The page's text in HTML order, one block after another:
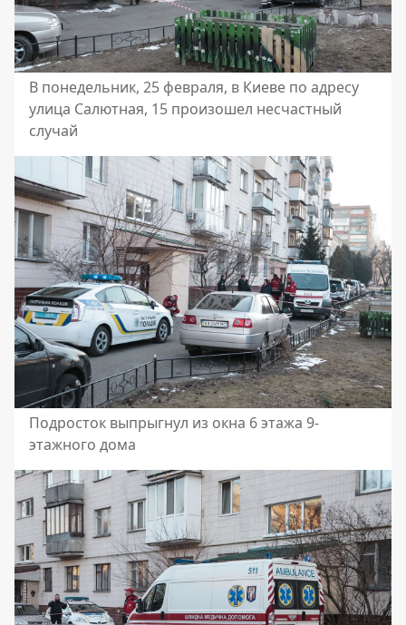
В понедельник, 25 февраля, в Киеве по адресу
улица Салютная, 15 произошел несчастный
случай
Подросток выпрыгнул из окна 6 этажа 9-
этажного дома